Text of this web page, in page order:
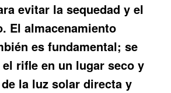
evitar la sequedad y el
El almacenamiento
es fundamental; se
rifle en un lugar seco y
la luz solar directa y